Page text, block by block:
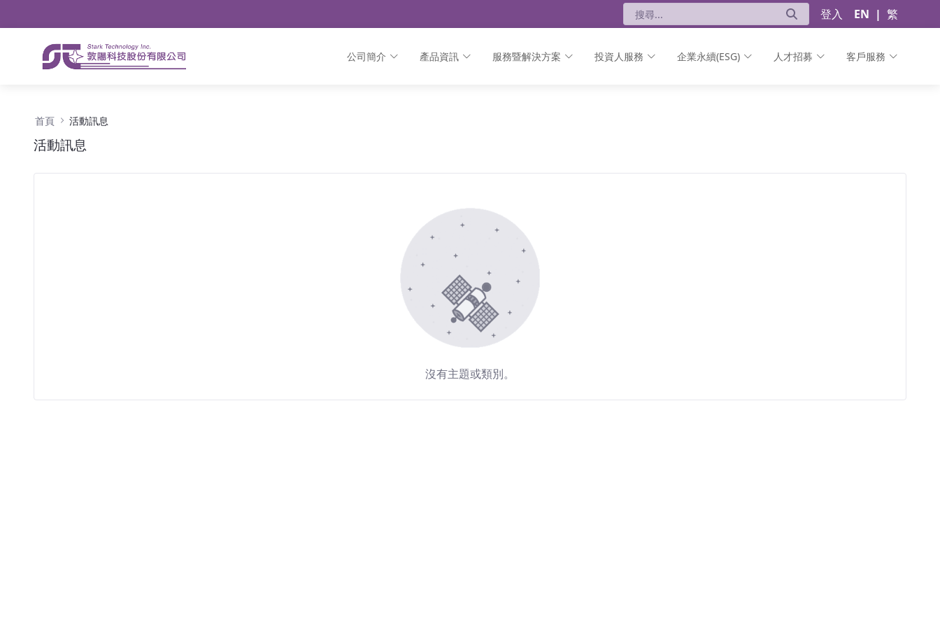
登入 EN | 繁
公司簡介 產品資訊 服務暨解決方案 投資人服務 企業永續(ESG) 人才招募 客戶服務
首頁 活動訊息
活動訊息
沒有主題或類別。